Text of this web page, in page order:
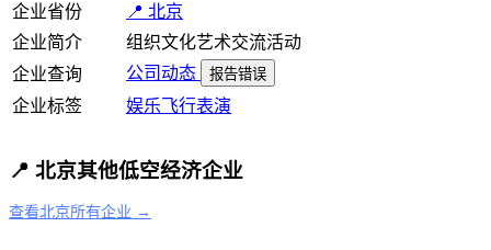
企业省份
📍 北京
企业简介
组织文化艺术交流活动
企业查询
公司动态 报告错误
企业标签 娱乐飞行表演
📍 北京其他低空经济企业
查看北京所有企业 →